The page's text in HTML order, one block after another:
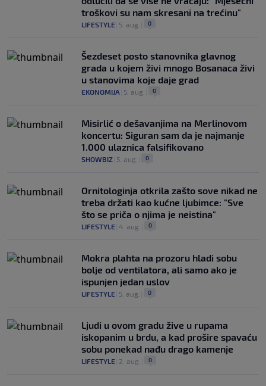
troškovi su nam skresani na trećinu"
LIFESTYLE 5. aug. 0
Šezdeset posto stanovnika glavnog
grada u kojem živi mnogo Bosanaca živi
u stanovima koje daje grad
EKONOMIJA 5. aug. 0
Misirlić o dešavanjima na Merlinovom
koncertu: Siguran sam da je najmanje
1.000 ulaznica falsifikovano
SHOWBIZ 5. aug. 0
Ornitologinja otkrila zašto sove nikad ne
treba držati kao kućne ljubimce: "Sve
što se priča o njima je neistina"
LIFESTYLE 4. aug. 0
Mokra plahta na prozoru hladi sobu
bolje od ventilatora, ali samo ako je
ispunjen jedan uslov
LIFESTYLE 5. aug. 0
Ljudi u ovom gradu žive u rupama
iskopanim u brdu, a kad prošire spavaću
sobu ponekad nađu drago kamenje
LIFESTYLE 2. aug. 0